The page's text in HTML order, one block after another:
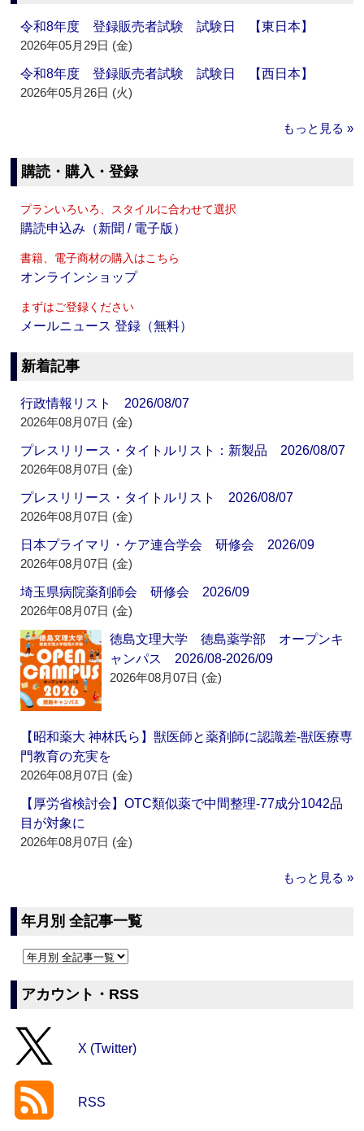
令和8年度 登録販売者試験 試験日 【東日本】
2026年05月29日 (金)
令和8年度 登録販売者試験 試験日 【西日本】
2026年05月26日 (火)
もっと見る »
購読・購入・登録
プランいろいろ、スタイルに合わせて選択
購読申込み（新聞 / 電子版）
書籍、電子商材の購入はこちら
オンラインショップ
まずはご登録ください
メールニュース 登録（無料）
新着記事
行政情報リスト 2026/08/07
2026年08月07日 (金)
プレスリリース・タイトルリスト：新製品 2026/08/07
2026年08月07日 (金)
プレスリリース・タイトルリスト 2026/08/07
2026年08月07日 (金)
日本プライマリ・ケア連合学会 研修会 2026/09
2026年08月07日 (金)
埼玉県病院薬剤師会 研修会 2026/09
2026年08月07日 (金)
徳島文理大学 徳島薬学部 オープンキ
ャンパス 2026/08-2026/09
2026年08月07日 (金)
【昭和薬大 神林氏ら】獣医師と薬剤師に認識差‐獣医療専
門教育の充実を
2026年08月07日 (金)
【厚労省検討会】OTC類似薬で中間整理‐77成分1042品
目が対象に
2026年08月07日 (金)
もっと見る »
年月別 全記事一覧
アカウント・RSS
X (Twitter)
RSS